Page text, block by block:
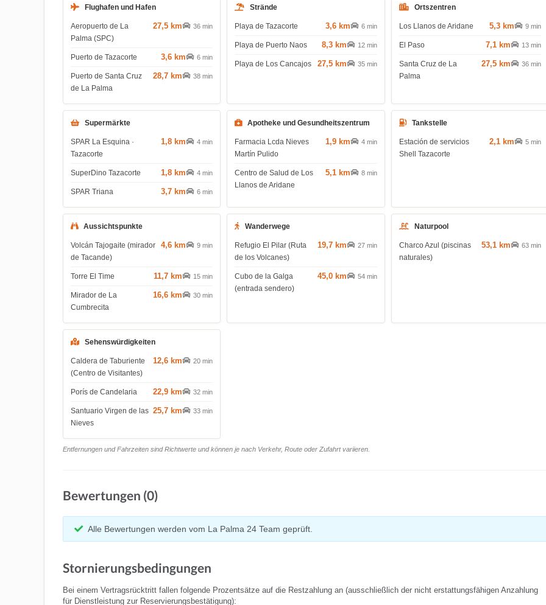
Flughafen und Hafen
Aeropuerto de La
Palma (SPC)
27,5 km 36 min
Puerto de Tazacorte 3,6 km 6 min
Puerto de Santa Cruz
de La Palma
28,7 km 38 min
Strände
Playa de Tazacorte 3,6 km 6 min
Playa de Puerto Naos 8,3 km 12 min
Playa de Los Cancajos 27,5 km 35 min
Ortszentren
Los Llanos de Aridane 5,3 km 9 min
El Paso 7,1 km 13 min
Santa Cruz de La
Palma
27,5 km 36 min
Supermärkte
SPAR La Esquina ·
Tazacorte
1,8 km 4 min
SuperDino Tazacorte 1,8 km 4 min
SPAR Triana 3,7 km 6 min
Apotheke und Gesundheitszentrum
Farmacia Lcda Nieves
Martín Pulido
1,9 km 4 min
Centro de Salud de Los
Llanos de Aridane
5,1 km 8 min
Tankstelle
Estación de servicios
Shell Tazacorte
2,1 km 5 min
Aussichtspunkte
Volcán Tajogaite (mirador
de Tacande)
4,6 km 9 min
Torre El Time 11,7 km 15 min
Mirador de La
Cumbrecita
16,6 km 30 min
Wanderwege
Refugio El Pilar (Ruta
de los Volcanes)
19,7 km 27 min
Cubo de la Galga
(entrada sendero)
45,0 km 54 min
Naturpool
Charco Azul (piscinas
naturales)
53,1 km 63 min
Sehenswürdigkeiten
Caldera de Taburiente
(Centro de Visitantes)
12,6 km 20 min
Porís de Candelaria 22,9 km 32 min
Santuario Virgen de las
Nieves
25,7 km 33 min
Entfernungen und Fahrzeiten sind Richtwerte und können je nach Verkehr, Route oder Zufahrt variieren.
Bewertungen (0)
Alle Bewertungen werden vom La Palma 24 Team geprüft.
Stornierungsbedingungen
Bei einem Vertragsrücktritt fallen folgende Prozentsätze auf die Restzahlung an (ausschließlich der nicht erstattungsfähigen Anzahlung
für Dienstleistung zur Reservierungsbestätigung):